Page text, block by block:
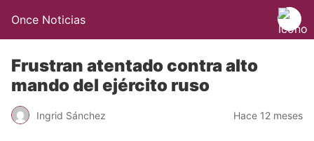
Once Noticias
Frustran atentado contra alto
mando del ejército ruso
Ingrid Sánchez Hace 12 meses